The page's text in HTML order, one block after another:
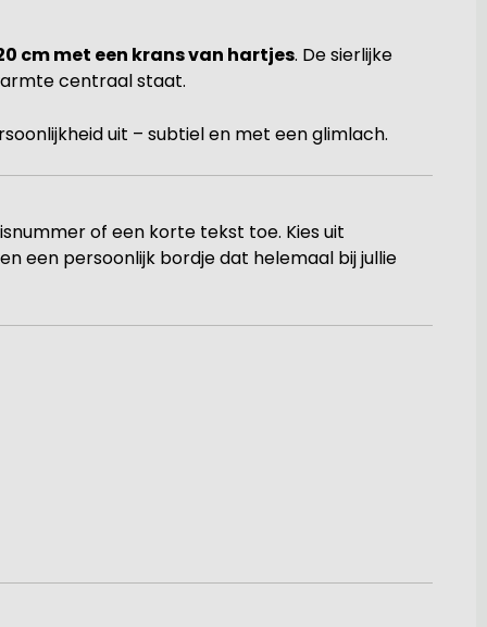
cm met een krans van hartjes. De sierlijke
centraal staat.
uit – subtiel en met een glimlach.
of een korte tekst toe. Kies uit
een persoonlijk bordje dat helemaal bij jullie